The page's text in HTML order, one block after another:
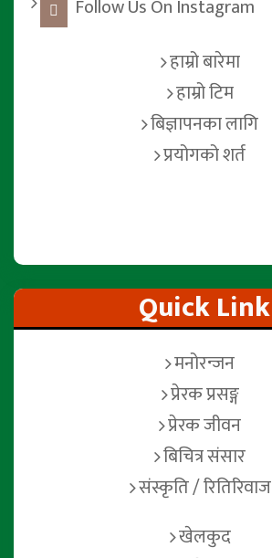
Follow Us On Instagram
हाम्रो बारेमा
हाम्रो टिम
बिज्ञापनका लागि
प्रयोगको शर्त
Quick Link
मनोरन्जन
प्रेरक प्रसङ्ग
प्रेरक जीवन
बिचित्र संसार
संस्कृति / रितिरिवाज
खेलकुद